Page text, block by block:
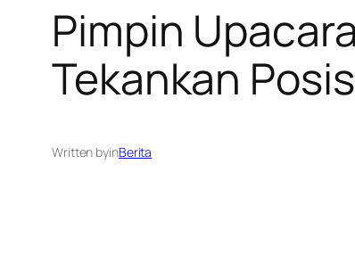
Pimpin
Tekankan
Written byinBerita